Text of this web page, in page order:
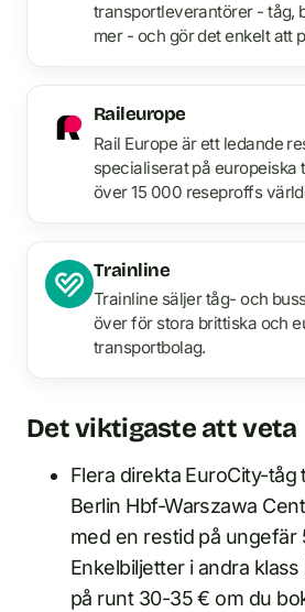
transportleverantörer - tåg,
mer - och gör det enkelt att
Raileurope
Rail Europe är ett ledande
specialiserat på europeiska
över 15 000 reseproffs
Trainline
Trainline säljer tåg- och
över för stora brittiska och
transportbolag.
Det viktigaste att veta
Flera direkta EuroCity-
Berlin Hbf-Warszawa
med en restid på ungefär
Enkelbiljetter i andra
på runt 30-35 € om du